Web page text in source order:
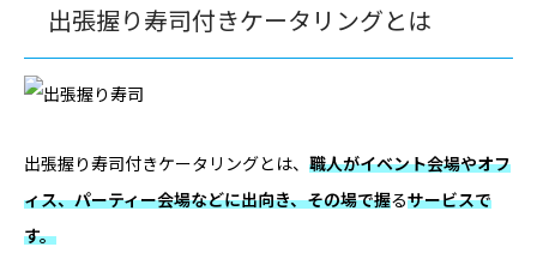
出張握り寿司付きケータリングとは
出張握り寿司付きケータリングとは、 職人がイベント会場やオフ
ィス、パーティー会場などに出向き、その場で握るサービスで
す。